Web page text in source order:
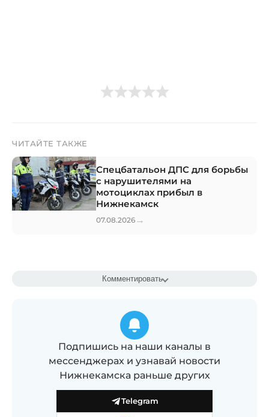
ЧИТАЙТЕ ТАКЖЕ
Спецбатальон ДПС для борьбы
с нарушителями на
мотоциклах прибыл в
Нижнекамск
07.08.2026 →
Комментировать
Подпишись на наши каналы в
мессенджерах и узнавай новости
Нижнекамска раньше других
Telegram